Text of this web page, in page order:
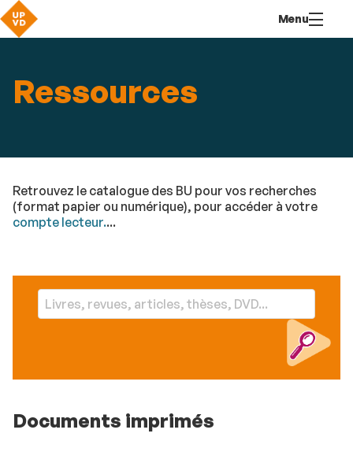
contenu
Menu
Ressources
Retrouvez le catalogue des BU pour vos recherches
(format papier ou numérique), pour accéder à votre
compte lecteur....
Documents imprimés